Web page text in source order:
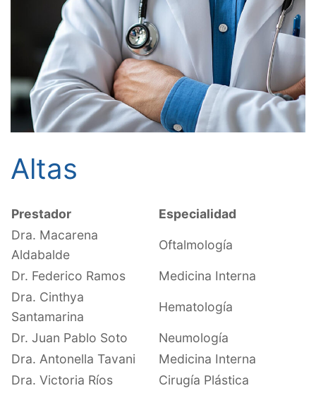
Altas
Prestador
Especialidad
Dra. Macarena
Aldabalde
Oftalmología
Dr. Federico Ramos
Medicina Interna
Dra. Cinthya
Santamarina
Hematología
Dr. Juan Pablo Soto
Neumología
Dra. Antonella Tavani
Medicina Interna
Dra. Victoria Ríos
Cirugía Plástica